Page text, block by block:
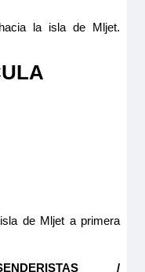
la isla de Mljet.
de Mljet a primera
/